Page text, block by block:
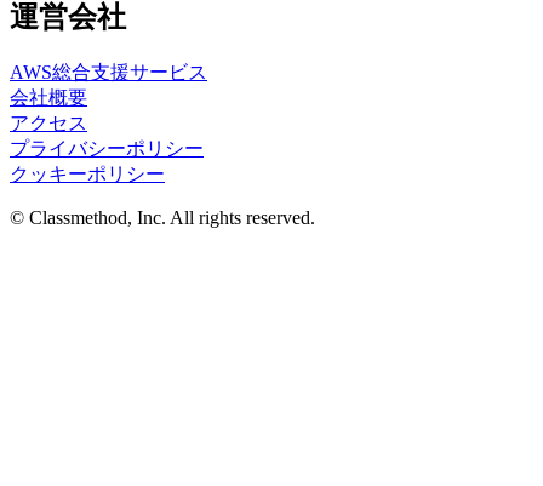
運営会社
AWS総合支援サービス
会社概要
アクセス
プライバシーポリシー
クッキーポリシー
© Classmethod, Inc. All rights reserved.